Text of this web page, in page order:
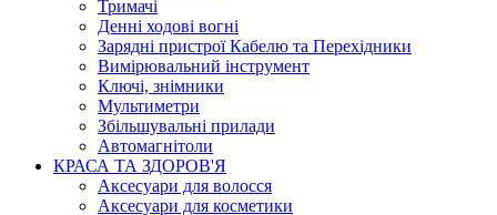
Тримачі
Денні ходові вогні
Зарядні пристрої Кабелю та Перехідники
Вимірювальний інструмент
Ключі, знімники
Мультиметри
Збільшувальні прилади
Автомагнітоли
КРАСА ТА ЗДОРОВ'Я
Аксесуари для волосся
Аксесуари для косметики